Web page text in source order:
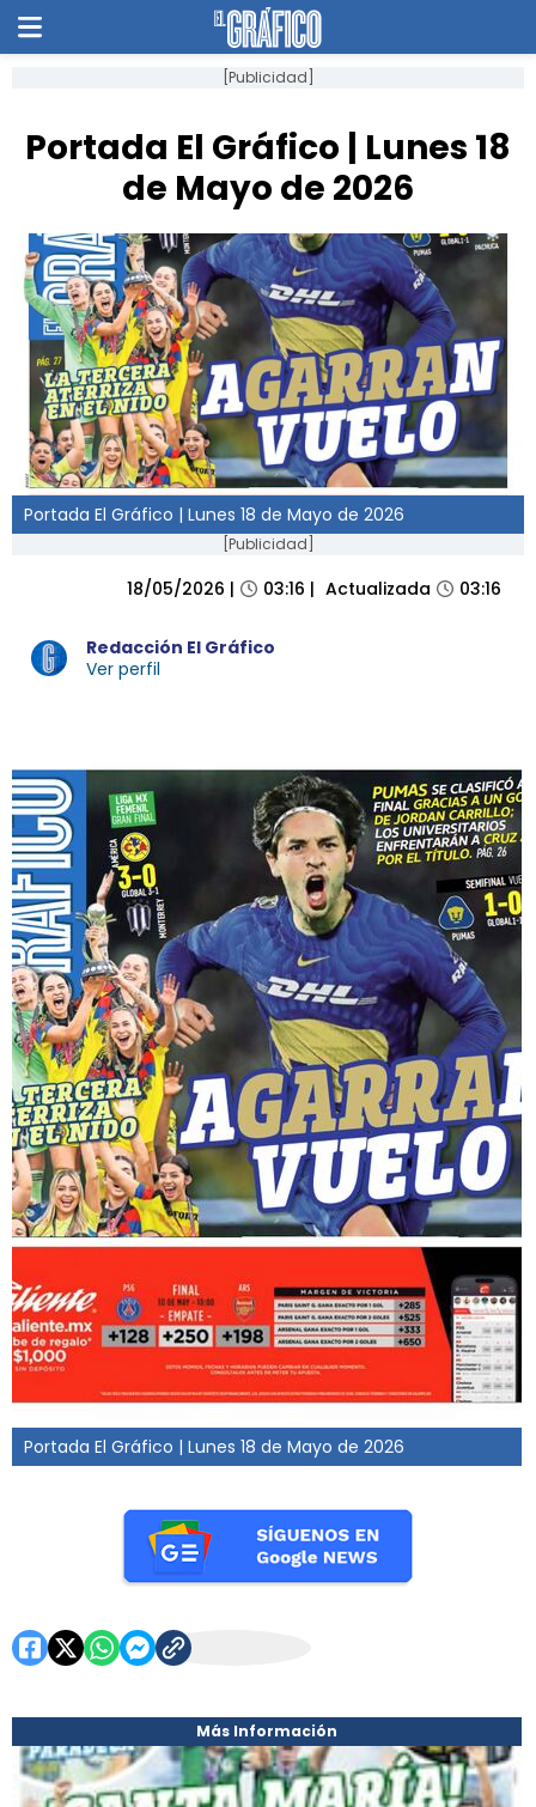
[Publicidad]
Portada El Gráfico | Lunes 18
de Mayo de 2026
Portada El Gráfico | Lunes 18 de Mayo de 2026
[Publicidad]
18/05/2026 | 03:16 | Actualizada 03:16
Redacción El Gráfico
Ver perfil
Más Información
Portada El Gráfico | Lunes 18 de Mayo de 2026